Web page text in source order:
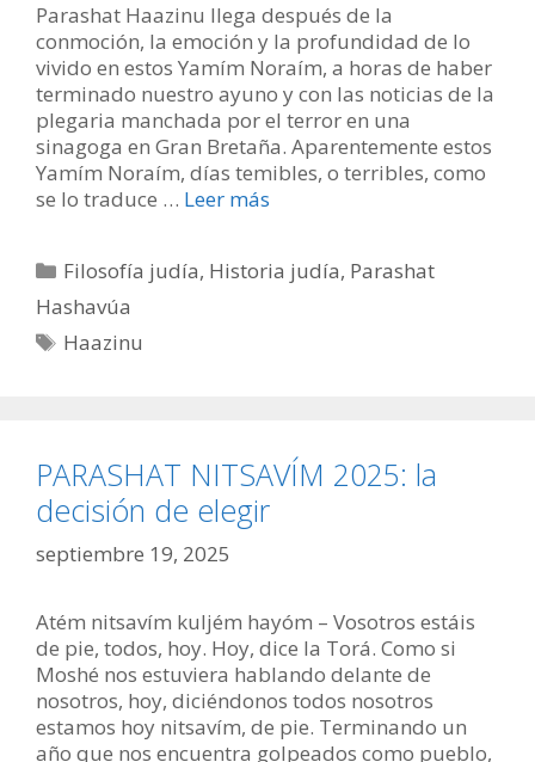
Parashat Haazinu llega después de la
conmoción, la emoción y la profundidad de lo
vivido en estos Yamím Noraím, a horas de haber
terminado nuestro ayuno y con las noticias de la
plegaria manchada por el terror en una
sinagoga en Gran Bretaña. Aparentemente estos
Yamím Noraím, días temibles, o terribles, como
se lo traduce … Leer más
Categorías
Filosofía judía, Historia judía, Parashat
Hashavúa
Etiquetas
Haazinu
PARASHAT NITSAVÍM 2025: la
decisión de elegir
septiembre 19, 2025
Atém nitsavím kuljém hayóm – Vosotros estáis
de pie, todos, hoy. Hoy, dice la Torá. Como si
Moshé nos estuviera hablando delante de
nosotros, hoy, diciéndonos todos nosotros
estamos hoy nitsavím, de pie. Terminando un
año que nos encuentra golpeados como pueblo,